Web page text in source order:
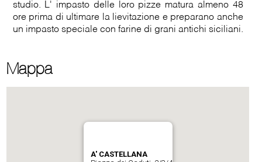
studio. L' impasto delle loro pizze matura almeno 48
ore prima di ultimare la lievitazione e preparano anche
un impasto speciale con farine di grani antichi siciliani.
Mappa